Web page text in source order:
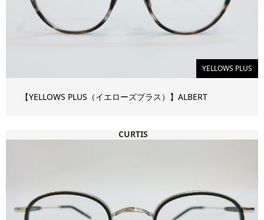
YELLOWS PLUS
【YELLOWS PLUS（イエローズプラス）】ALBERT
CURTIS